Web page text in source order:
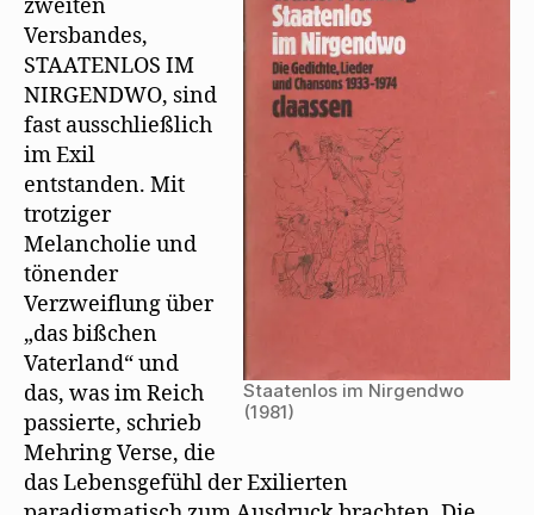
Staatenlos im Nirgendwo
(1981)
zweiten
Versbandes,
STAATENLOS IM
NIRGENDWO, sind
fast ausschließlich
im Exil
entstanden. Mit
trotziger
Melancholie und
tönender
Verzweiflung über
„das bißchen
Vaterland“ und
das, was im Reich
passierte, schrieb
Mehring Verse, die
das Lebensgefühl der Exilierten